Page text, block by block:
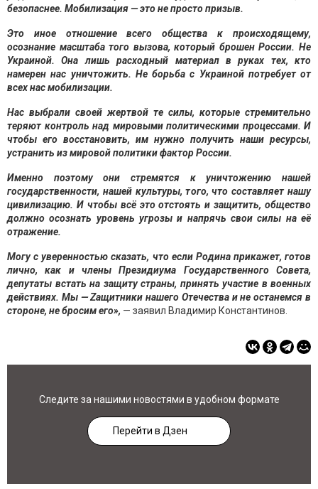
безопаснее. Мобилизация — это не просто призыв.
Это иное отношение всего общества к происходящему,
осознание масштаба того вызова, который брошен России. Не
Украиной. Она лишь расходный материал в руках тех, кто
намерен нас уничтожить. Не борьба с Украиной потребует от
всех нас мобилизации.
Нас выбрали своей жертвой те силы, которые стремительно
теряют контроль над мировыми политическими процессами. И
чтобы его восстановить, им нужно получить наши ресурсы,
устранить из мировой политики фактор России.
Именно поэтому они стремятся к уничтожению нашей
государственности, нашей культуры, того, что составляет нашу
цивилизацию. И чтобы всё это отстоять и защитить, общество
должно осознать уровень угрозы и напрячь свои силы на её
отражение.
Могу с уверенностью сказать, что если Родина прикажет, готов
лично, как и члены Президиума Государственного Совета,
депутаты встать на защиту страны, принять участие в военных
действиях. Мы — Zащитники нашего Отечества и не останемся в
стороне, не бросим его», — заявил Владимир Константинов.
Следите за нашими новостями в удобном формате
Перейти в Дзен